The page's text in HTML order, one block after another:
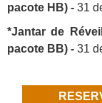
pacote HB) - 31
*Jantar de
pacote BB) - 31